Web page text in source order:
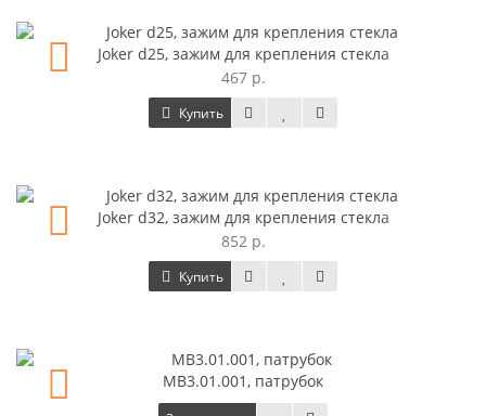
Joker d25, зажим для крепления стекла
467 р.
Купить
Joker d32, зажим для крепления стекла
852 р.
Купить
MB3.01.001, патрубок